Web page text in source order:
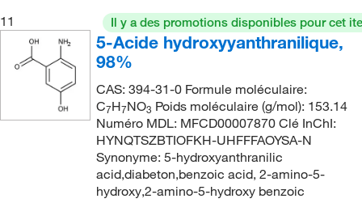
11
Il y a des promotions disponibles pour cet
5-Acide hydroxyyanthranilique,
98%
CAS: 394-31-0 Formule moléculaire:
C7H7NO3 Poids moléculaire (g/mol): 153.14
Numéro MDL: MFCD00007870 Clé InChI:
HYNQTSZBTIOFKH-UHFFFAOYSA-N
Synonyme: 5-hydroxyanthranilic
acid,diabeton,benzoic acid, 2-amino-5-
hydroxy,2-amino-5-hydroxy benzoic